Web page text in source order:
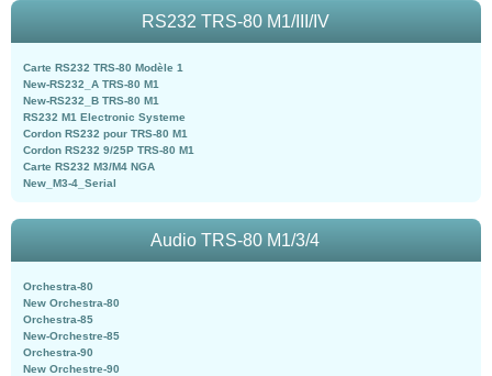
RS232 TRS-80 M1/III/IV
Carte RS232 TRS-80 Modèle 1
New-RS232_A TRS-80 M1
New-RS232_B TRS-80 M1
RS232 M1 Electronic Systeme
Cordon RS232 pour TRS-80 M1
Cordon RS232 9/25P TRS-80 M1
Carte RS232 M3/M4 NGA
New_M3-4_Serial
Audio TRS-80 M1/3/4
Orchestra-80
New Orchestra-80
Orchestra-85
New-Orchestre-85
Orchestra-90
New Orchestre-90